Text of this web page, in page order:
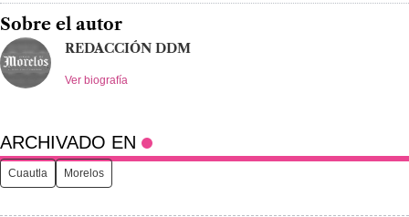
Sobre el autor
REDACCIÓN DDM
Ver biografía
ARCHIVADO EN
Cuautla Morelos